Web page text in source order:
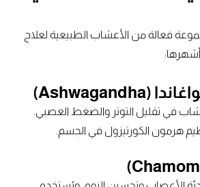
فعالة من الأعشاب الطبيعية لعلاج
في تقليل التوتر والضغط العصبي.
هرمون الكورتيزول في الجسم.